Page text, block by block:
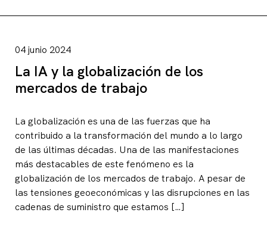
04 junio 2024
La IA y la globalización de los
mercados de trabajo
La globalización es una de las fuerzas que ha
contribuido a la transformación del mundo a lo largo
de las últimas décadas. Una de las manifestaciones
más destacables de este fenómeno es la
globalización de los mercados de trabajo. A pesar de
las tensiones geoeconómicas y las disrupciones en las
cadenas de suministro que estamos […]